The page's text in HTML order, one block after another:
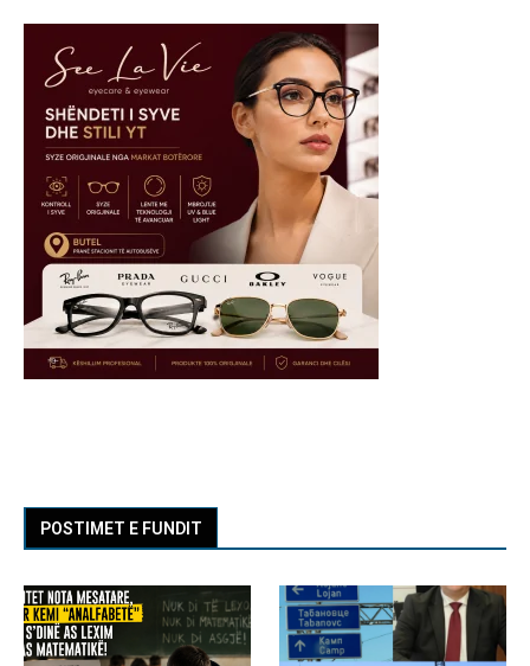
POSTIMET E FUNDIT